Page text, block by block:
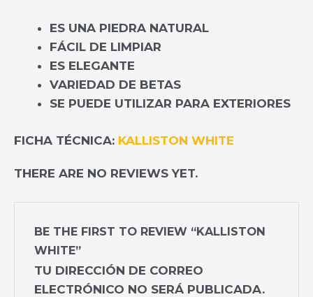
ES UNA PIEDRA NATURAL
FÁCIL DE LIMPIAR
ES ELEGANTE
VARIEDAD DE BETAS
SE PUEDE UTILIZAR PARA EXTERIORES
FICHA TÉCNICA: KALLISTON WHITE
THERE ARE NO REVIEWS YET.
BE THE FIRST TO REVIEW “KALLISTON
WHITE”
TU DIRECCIÓN DE CORREO
ELECTRÓNICO NO SERÁ PUBLICADA.